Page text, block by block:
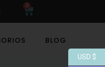
0
BLOG
USD $